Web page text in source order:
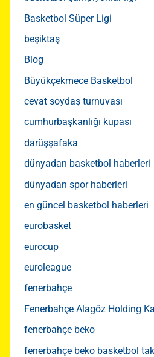
Basketbol Süper Ligi
beşiktaş
Blog
Büyükçekmece Basketbol
cevat soydaş turnuvası
cumhurbaşkanlığı kupası
darüşşafaka
dünyadan basketbol haberleri
dünyadan spor haberleri
en güncel basketbol haberleri
eurobasket
eurocup
euroleague
fenerbahçe
Fenerbahçe Alagöz Holding
fenerbahçe beko
fenerbahçe beko basketbol